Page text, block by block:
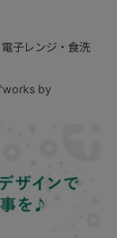
子レンジ・食洗
by